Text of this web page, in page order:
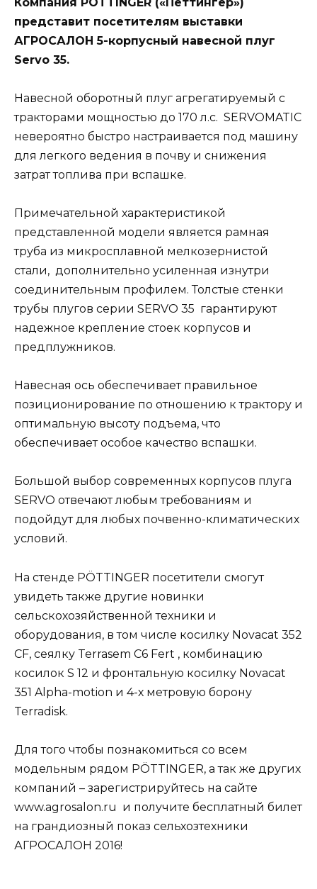
представит посетителям выставки
АГРОСАЛОН 5-корпусный навесной плуг
Servo 35.
Навесной оборотный плуг агрегатируемый с
тракторами мощностью до 170 л.с. SERVOMATIC
невероятно быстро настраивается под машину
для легкого ведения в почву и снижения
затрат топлива при вспашке.
Примечательной характеристикой
представленной модели является рамная
труба из микросплавной мелкозернистой
стали, дополнительно усиленная изнутри
соединительным профилем. Толстые стенки
трубы плугов серии SERVO 35 гарантируют
надежное крепление стоек корпусов и
предплужников.
Навесная ось обеспечивает правильное
позиционирование по отношению к трактору и
оптимальную высоту подъема, что
обеспечивает особое качество вспашки.
Большой выбор современных корпусов плуга
SERVO отвечают любым требованиям и
подойдут для любых почвенно-климатических
условий.
На стенде PÖTTINGER посетители смогут
увидеть также другие новинки
сельскохозяйственной техники и
оборудования, в том числе косилку Novacat 352
CF, сеялку Terrasem C6 Fert , комбинацию
косилок S 12 и фронтальную косилку Novacat
351 Alpha-motion и 4-х метровую борону
Terradisk.
Для того чтобы познакомиться со всем
модельным рядом PÖTTINGER, а так же других
компаний – зарегистрируйтесь на сайте
www.agrosalon.ru и получите бесплатный билет
на грандиозный показ сельхозтехники
АГРОСАЛОН 2016!